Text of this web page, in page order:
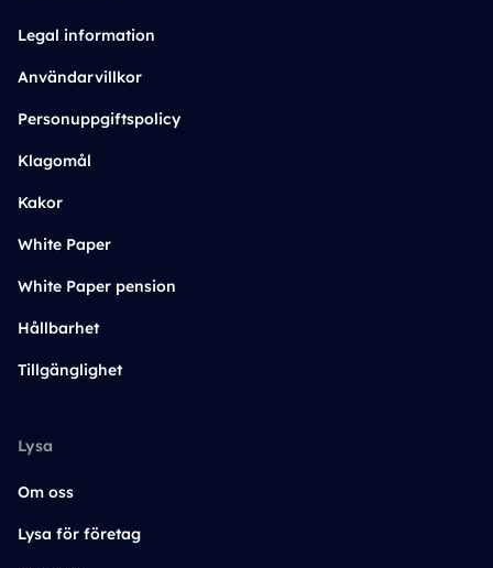
Legal information
Användarvillkor
Personuppgiftspolicy
Klagomål
Kakor
White Paper
White Paper pension
Hållbarhet
Tillgänglighet
Lysa
Om oss
Lysa för företag